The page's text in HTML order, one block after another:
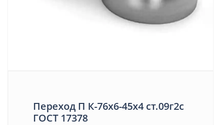
Переход П К-76х6-45х4 ст.09г2с
ГОСТ 17378